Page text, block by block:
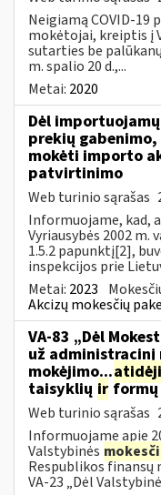
Neigiamą COVID-19
mokėtojai, kreiptis į
sutarties be
m. spalio 20 d.,...
Metai: 2020
Dėl
prekių
mokėti importo
patvirtinimo
Web turinio sąrašas
Informuojame, kad,
Vyriausybės 2002 m.
1.5.2 papunktį[2],
inspekcijos prie
Metai: 2023
Akcizų mokesčių
VA-83 „Dėl
už administracinį
mokėjimo...
taisyklių ir
Web turinio sąrašas
Informuojame apie
Valstybinės
Respublikos finansų
VA-23 „Dėl